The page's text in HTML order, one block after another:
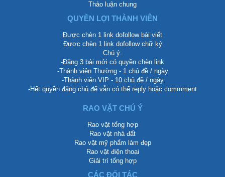
Thảo luận chung
QUYỀN LỢI THÀNH VIÊN
Được chèn 1 link dofollow bài viết
Được chèn 1 link dofollow chữ ký
Chú ý:
-Đăng 3 bài mới có quyền chèn link
-Thành viên Thường - 1 chủ đề / ngày
-Thành viên VIP - 10 chủ đề / ngày
-Hết quyền đăng chủ để vẫn có thể reply hoặc commment
RAO VẶT CHÚ Ý
Rao vặt tổng hợp
Rao vặt nhà đất
Rao vặt mỹ phẩm làm đẹp
Rao vặt điện thoại
Giải trí tổng hợp
CÁC ĐỐI TÁC